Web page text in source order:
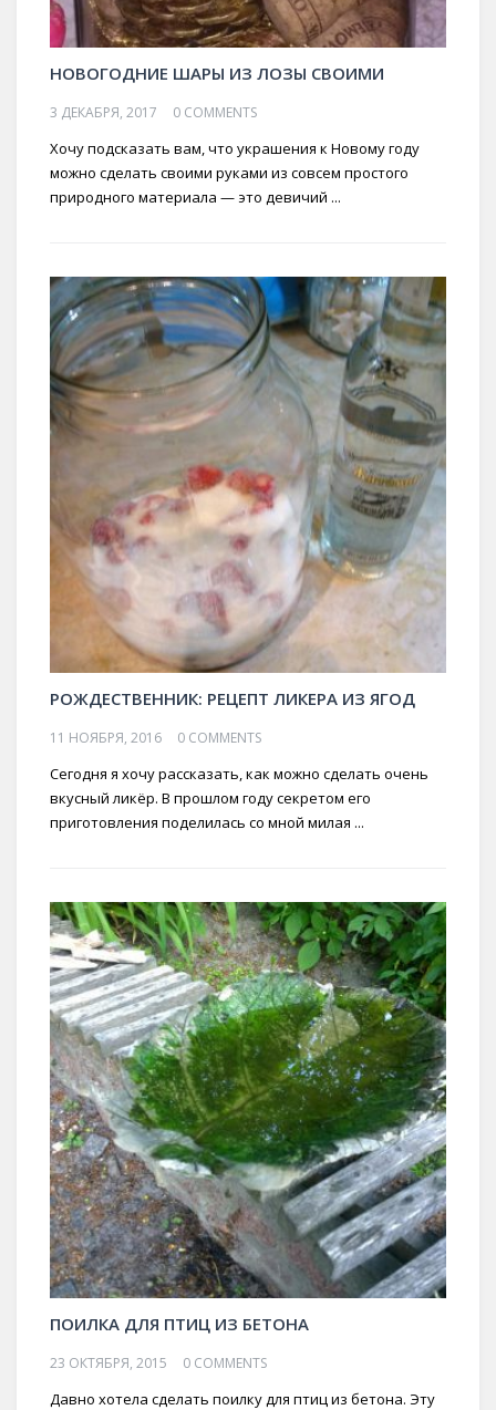
НОВОГОДНИЕ ШАРЫ ИЗ ЛОЗЫ СВОИМИ
3 ДЕКАБРЯ, 2017 0 COMMENTS
Хочу подсказать вам, что украшения к Новому году
можно сделать своими руками из совсем простого
природного материала — это девичий ...
РОЖДЕСТВЕННИК: РЕЦЕПТ ЛИКЕРА ИЗ ЯГОД
11 НОЯБРЯ, 2016 0 COMMENTS
Сегодня я хочу рассказать, как можно сделать очень
вкусный ликёр. В прошлом году секретом его
приготовления поделилась со мной милая ...
ПОИЛКА ДЛЯ ПТИЦ ИЗ БЕТОНА
23 ОКТЯБРЯ, 2015 0 COMMENTS
Давно хотела сделать поилку для птиц из бетона. Эту